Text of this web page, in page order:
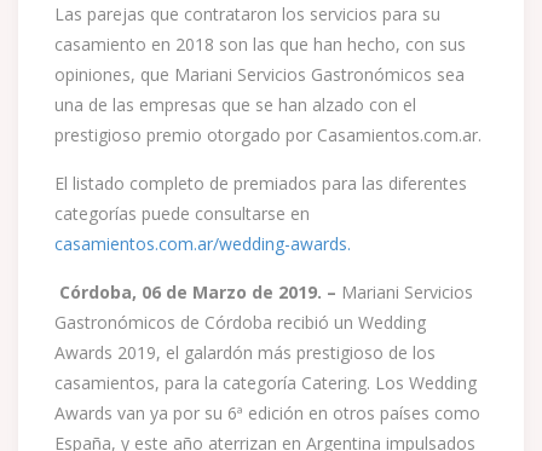
Las parejas que contrataron los servicios para su
casamiento en 2018 son las que han hecho, con sus
opiniones, que Mariani Servicios Gastronómicos sea
una de las empresas que se han alzado con el
prestigioso premio otorgado por Casamientos.com.ar.
El listado completo de premiados para las diferentes
categorías puede consultarse en
casamientos.com.ar/wedding-awards.
Córdoba, 06 de Marzo de 2019. – Mariani Servicios
Gastronómicos de Córdoba recibió un Wedding
Awards 2019, el galardón más prestigioso de los
casamientos, para la categoría Catering. Los Wedding
Awards van ya por su 6ª edición en otros países como
España, y este año aterrizan en Argentina impulsados